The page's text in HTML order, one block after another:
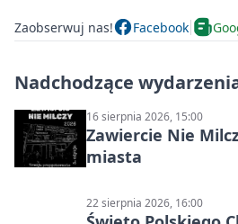
Zaobserwuj nas! Facebook
Nadchodzące
16 sierpnia 2026, 15:00
Zawiercie Nie
miasta
22 sierpnia 2026, 16:00